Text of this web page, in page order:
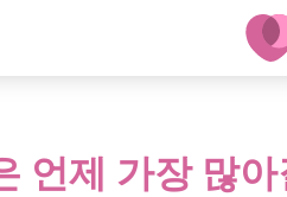
언제 가장 많